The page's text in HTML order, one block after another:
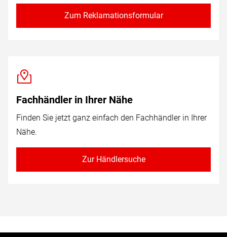
Zum Reklamationsformular
Fachhändler in Ihrer Nähe
Finden Sie jetzt ganz einfach den Fachhändler in Ihrer
Nähe.
Zur Händlersuche